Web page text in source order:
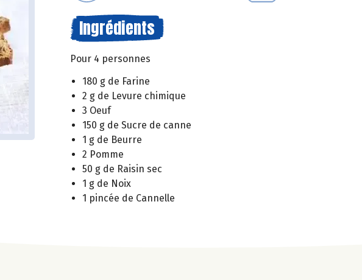
Ingrédients
Pour 4 personnes
180 g de Farine
2 g de Levure chimique
3 Oeuf
150 g de Sucre de canne
1 g de Beurre
2 Pomme
50 g de Raisin sec
1 g de Noix
1 pincée de Cannelle